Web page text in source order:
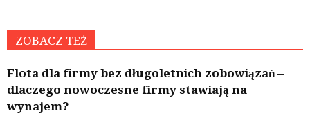
ZOBACZ TEŻ
Flota dla firmy bez długoletnich zobowiązań –
dlaczego nowoczesne firmy stawiają na
wynajem?